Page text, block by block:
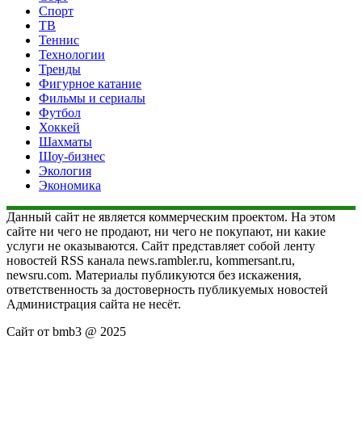
Спорт
ТВ
Теннис
Технологии
Тренды
Фигурное катание
Фильмы и сериалы
Футбол
Хоккей
Шахматы
Шоу-бизнес
Экология
Экономика
Данный сайт не является коммерческим проектом. На этом
сайте ни чего не продают, ни чего не покупают, ни какие
услуги не оказываются. Сайт представляет собой ленту
новостей RSS канала news.rambler.ru, kommersant.ru,
newsru.com. Материалы публикуются без искажения,
ответственность за достоверность публикуемых новостей
Администрация сайта не несёт.
Сайт от bmb3 @ 2025